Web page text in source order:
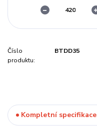
Číslo
produktu:
BTDD35
Kompletní specifikace